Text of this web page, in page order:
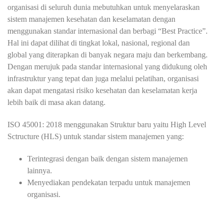
organisasi di seluruh dunia mebutuhkan untuk menyelaraskan
sistem manajemen kesehatan dan keselamatan dengan
menggunakan standar internasional dan berbagi “Best Practice”.
Hal ini dapat dilihat di tingkat lokal, nasional, regional dan
global yang diterapkan di banyak negara maju dan berkembang.
Dengan merujuk pada standar internasional yang didukung oleh
infrastruktur yang tepat dan juga melalui pelatihan, organisasi
akan dapat mengatasi risiko kesehatan dan keselamatan kerja
lebih baik di masa akan datang.
ISO 45001: 2018 menggunakan Struktur baru yaitu High Level
Sctructure (HLS) untuk standar sistem manajemen yang:
Terintegrasi dengan baik dengan sistem manajemen
lainnya.
Menyediakan pendekatan terpadu untuk manajemen
organisasi.